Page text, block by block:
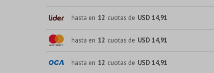
hasta en 12 cuotas de USD 14,91
hasta en 12 cuotas de USD 14,91
hasta en 12 cuotas de USD 14,91